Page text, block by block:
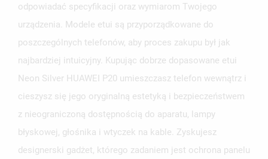
odpowiadać specyfikacji oraz wymiarom Twojego
urządzenia. Modele etui są przyporządkowane do
poszczególnych telefonów, aby proces zakupu był jak
najbardziej intuicyjny. Kupując dobrze dopasowane etui
Neon Silver HUAWEI P20 umieszczasz telefon wewnątrz i
cieszysz się jego oryginalną estetyką i bezpieczeństwem
z nieograniczoną dostępnością do aparatu, lampy
błyskowej, głośnika i wtyczek na kable. Zyskujesz
designerski gadżet, którego zadaniem jest ochrona panelu
ANULUJ ZALOGUJ SIĘ